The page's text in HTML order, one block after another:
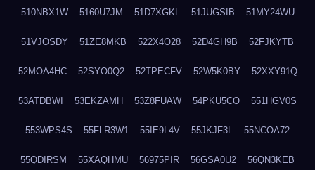
510NBX1W 5160U7JM 51D7XGKL 51JUGSIB 51MY24WU
51VJOSDY 51ZE8MKB 522X4O28 52D4GH9B 52FJKYTB
52MOA4HC 52SYO0Q2 52TPECFV 52W5K0BY 52XXY91Q
53ATDBWI 53EKZAMH 53Z8FUAW 54PKU5CO 551HGV0S
553WPS4S 55FLR3W1 55IE9L4V 55JKJF3L 55NCOA72
55QDIRSM 55XAQHMU 56975PIR 56GSA0U2 56QN3KEB